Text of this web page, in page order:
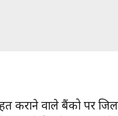
कराने वाले बैंको पर